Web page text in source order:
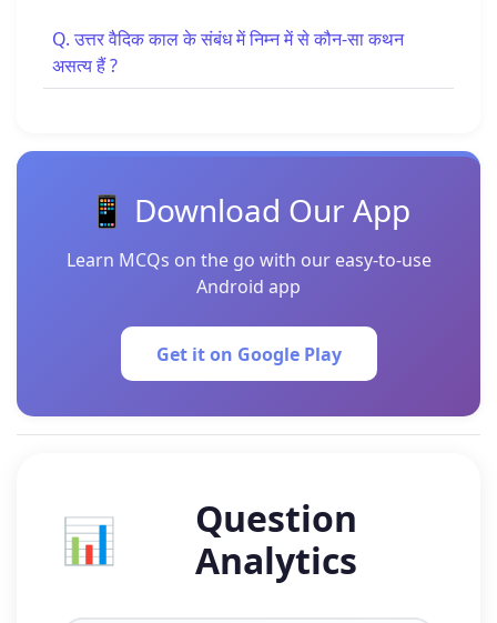
Q. उत्तर वैदिक काल के संबंध में निम्न में से कौन-सा कथन
असत्य हैं ?
📱 Download Our App
Learn MCQs on the go with our easy-to-use
Android app
Get it on Google Play
📊
Question
Analytics